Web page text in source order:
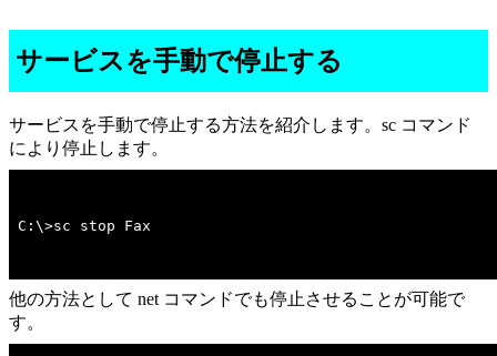
サービスを手動で停止する
サービスを手動で停止する方法を紹介します。sc コマンド
により停止します。
C:\>sc stop Fax
他の方法として net コマンドでも停止させることが可能で
す。